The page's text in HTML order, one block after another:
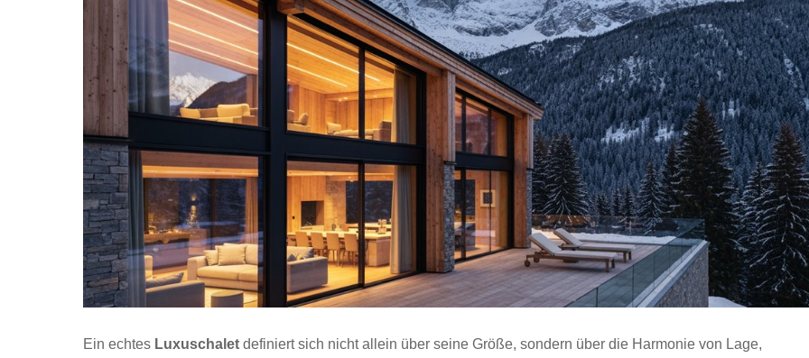
Ein echtes Luxuschalet definiert sich nicht allein über seine Größe, sondern über die Harmonie von Lage,